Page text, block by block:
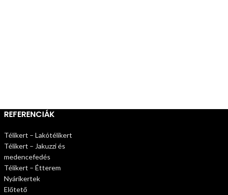
REFERENCIÁK
Télikert – Lakótélikert
Télikert – Jakuzzi és
medencefedés
Télikert – Étterem
Nyárikertek
Előtető